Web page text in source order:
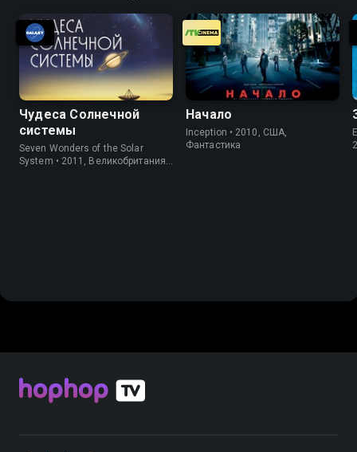
Чудеса Солнечной
системы
Seven Wonders of the Solar
System • 2011, Великобритания,
Начало
Inception • 2010, США,
Фантастика